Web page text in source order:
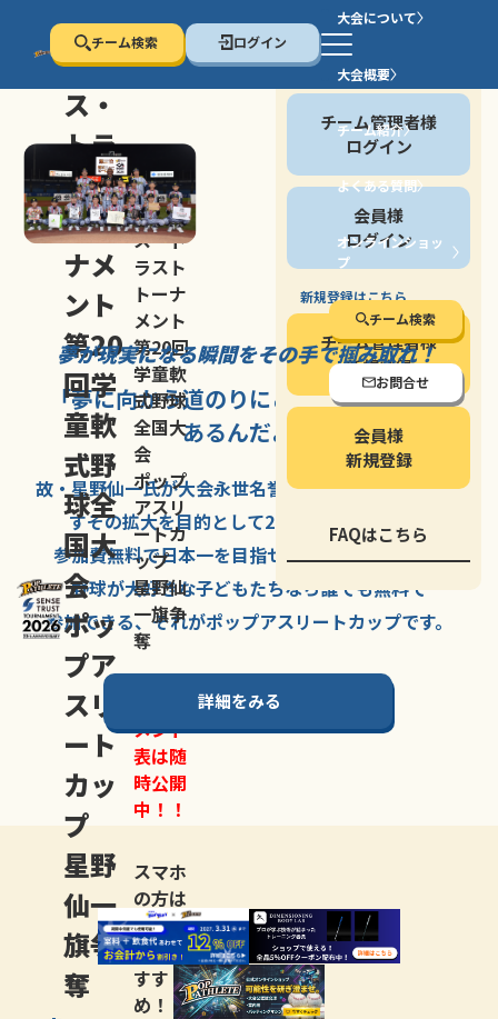
チーム検索 ログイン
大会について
大会概要
チーム紹介
よくある質問
オンラインショッ
プ
チーム検索
お問合せ
停止する
セン
ス・
トラ
スト
トー
ナメ
ント
第20
回学
童軟
式野
球全
国大
会
ポッ
プア
スリ
ート
カッ
プ
星野
仙一
旗争
奪
セン
ス・ト
ラスト
トーナ
メント
第20回
学童軟
式野球
全国大
会
ポップ
アスリ
ートカ
ップ
星野仙
一旗争
奪
メント
表は随
時公開
中！！
スマホ
の方は
LINE登
録がお
すす
め！
会員の方
チーム管理者様
ログイン
会員様
ログイン
新規登録はこちら
チーム管理者様
新規登録
会員様
新規登録
FAQはこちら
夢が現実になる瞬間をその手で掴み取れ！
「夢に向かう道のりにこそ大きな意味が
あるんだよ」
故・星野仙一氏が大会永世名誉会長を務める、野球の
すその拡大を目的として2007年に
参加費無料で日本一を目指せる唯一の野球大会。
野球が大好きな子どもたちなら誰でも無料で
参加できる、それがポップアスリートカップです。
詳細をみる